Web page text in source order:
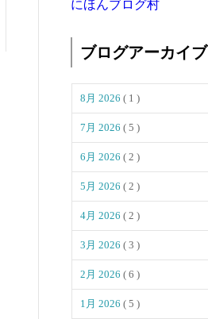
にほんブログ村
ブログアーカイブ
8月 2026 ( 1 )
7月 2026 ( 5 )
6月 2026 ( 2 )
5月 2026 ( 2 )
4月 2026 ( 2 )
3月 2026 ( 3 )
2月 2026 ( 6 )
1月 2026 ( 5 )